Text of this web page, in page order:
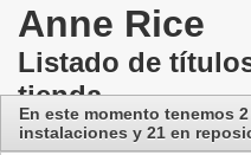
Anne Rice
Listado de
tienda
En este momento tenemos
instalaciones y 21 en